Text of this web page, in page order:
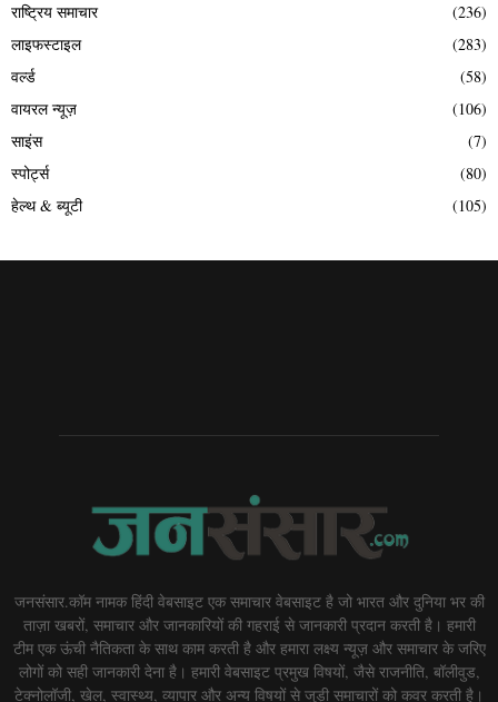
राष्ट्रिय समाचार
(236)
लाइफस्टाइल
(283)
वर्ल्ड
(58)
वायरल न्यूज़
(106)
साइंस
(7)
स्पोर्ट्स
(80)
हेल्थ & ब्यूटी
(105)
जनसंसार.कॉम नामक हिंदी वेबसाइट एक समाचार वेबसाइट है जो भारत और दुनिया भर की
ताज़ा खबरों, समाचार और जानकारियों की गहराई से जानकारी प्रदान करती है। हमारी
टीम एक ऊंची नैतिकता के साथ काम करती है और हमारा लक्ष्य न्यूज़ और समाचार के जरिए
लोगों को सही जानकारी देना है। हमारी वेबसाइट प्रमुख विषयों, जैसे राजनीति, बॉलीवुड,
टेक्नोलॉजी, खेल, स्वास्थ्य, व्यापार और अन्य विषयों से जुड़ी समाचारों को कवर करती है।